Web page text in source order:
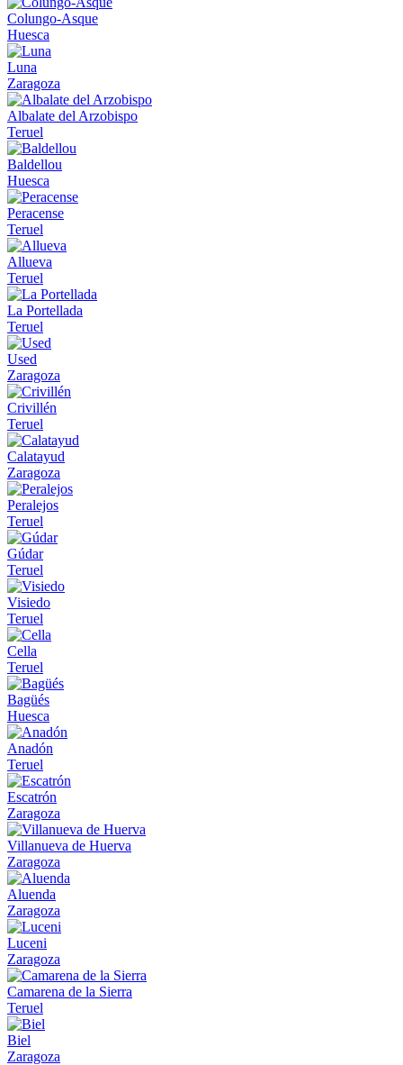
Colungo-Asque
Huesca
Luna
Zaragoza
Albalate del Arzobispo
Teruel
Baldellou
Huesca
Peracense
Teruel
Allueva
Teruel
La Portellada
Teruel
Used
Zaragoza
Crivillén
Teruel
Calatayud
Zaragoza
Peralejos
Teruel
Gúdar
Teruel
Visiedo
Teruel
Cella
Teruel
Bagüés
Huesca
Anadón
Teruel
Escatrón
Zaragoza
Villanueva de Huerva
Zaragoza
Aluenda
Zaragoza
Luceni
Zaragoza
Camarena de la Sierra
Teruel
Biel
Zaragoza